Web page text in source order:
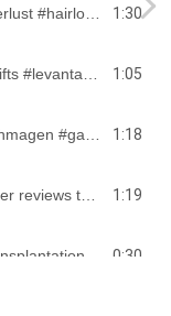
#haartransplantation #haarverlust #hairloss #haircut #trasplantedecabello #fue #hairtransplant 1:30
#oberschenkelstraffung #leglifts #levantamientodemuslos 1:05
#cirugia #bariátrica #schlauchmagen #gastricsleeve @rgnetic804 #istanbul #cirurgiabariatrica 1:18
Breastlifting Vendors, customer reviews to customers 1:19
0:30